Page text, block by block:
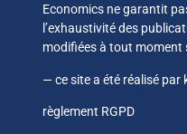
Economics ne garantit
l’exhaustivité des
modifiées à tout
— ce site a été réalisé par
règlement RGPD